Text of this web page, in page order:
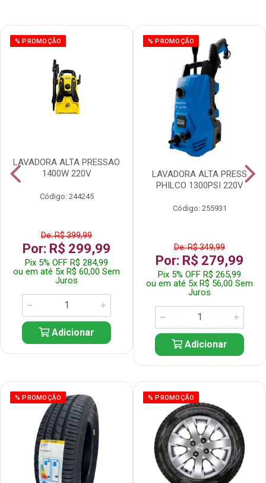
% PROMOÇÃO
LAVADORA ALTA PRESSAO
1400W 220V
Código: 244245
De: R$ 399,99
Por: R$ 299,99
Pix 5% OFF R$ 284,99
ou em até 5x R$ 60,00 Sem
Juros
Adicionar
% PROMOÇÃO
LAVADORA ALTA PRESS
PHILCO 1300PSI 220V
Código: 255931
De: R$ 349,99
Por: R$ 279,99
Pix 5% OFF R$ 265,99
ou em até 5x R$ 56,00 Sem
Juros
Adicionar
% PROMOÇÃO % PROMOÇÃO